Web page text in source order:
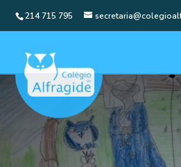
214 715 795